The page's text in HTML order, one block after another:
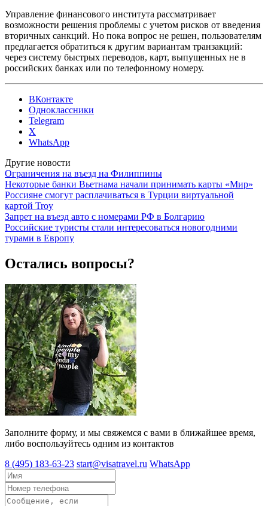
Управление финансового института рассматривает
возможности решения проблемы с учетом рисков от введения
вторичных санкций. Но пока вопрос не решен, пользователям
предлагается обратиться к другим вариантам транзакций:
через систему быстрых переводов, карт, выпущенных не в
российских банках или по телефонному номеру.
ВКонтакте
Одноклассники
Telegram
X
WhatsApp
Другие новости
Ограничения на въезд на Филиппины
Некоторые банки Вьетнама начали принимать карты «Мир»
Россияне смогут расплачиваться в Турции виртуальной
картой Troy
Запрет на въезд авто с номерами РФ в Болгарию
Российские туристы стали интересоваться новогодними
турами в Европу
Остались вопросы?
Заполните форму, и мы свяжемся с вами в ближайшее время,
либо воспользуйтесь одним из контактов
8 (495) 183-63-23 start@visatravel.ru WhatsApp